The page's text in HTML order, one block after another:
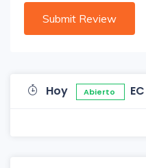
Hoy Abierto EC